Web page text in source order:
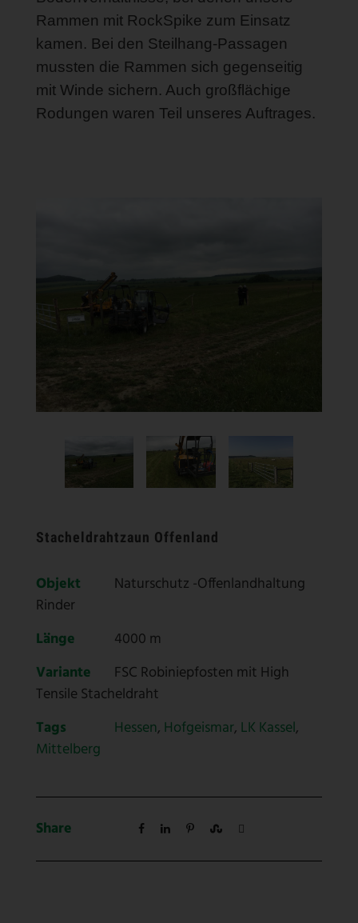
Rammen mit RockSpike zum Einsatz
kamen. Bei den Steilhang-Passagen
mussten die Rammen sich gegenseitig
mit Winde sichern. Auch großflächige
Rodungen waren Teil unseres Auftrages.
Stacheldrahtzaun Offenland
Objekt
Naturschutz -Offenlandhaltung
Rinder
Länge
4000 m
Variante
FSC Robiniepfosten mit High
Tensile Stacheldraht
Tags
Hessen, Hofgeismar, LK Kassel,
Mittelberg
Share